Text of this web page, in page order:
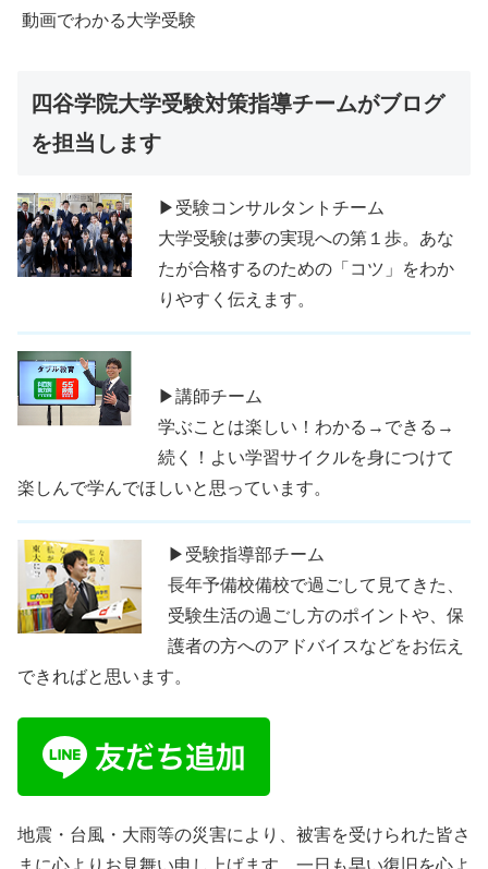
動画でわかる大学受験
四谷学院大学受験対策指導チームがブログ
を担当します
▶受験コンサルタントチーム
大学受験は夢の実現への第１歩。あな
たが合格するのための「コツ」をわか
りやすく伝えます。
▶講師チーム
学ぶことは楽しい！わかる→できる→
続く！よい学習サイクルを身につけて
楽しんで学んでほしいと思っています。
▶受験指導部チーム
長年予備校備校で過ごして見てきた、
受験生活の過ごし方のポイントや、保
護者の方へのアドバイスなどをお伝え
できればと思います。
地震・台風・大雨等の災害により、被害を受けられた皆さ